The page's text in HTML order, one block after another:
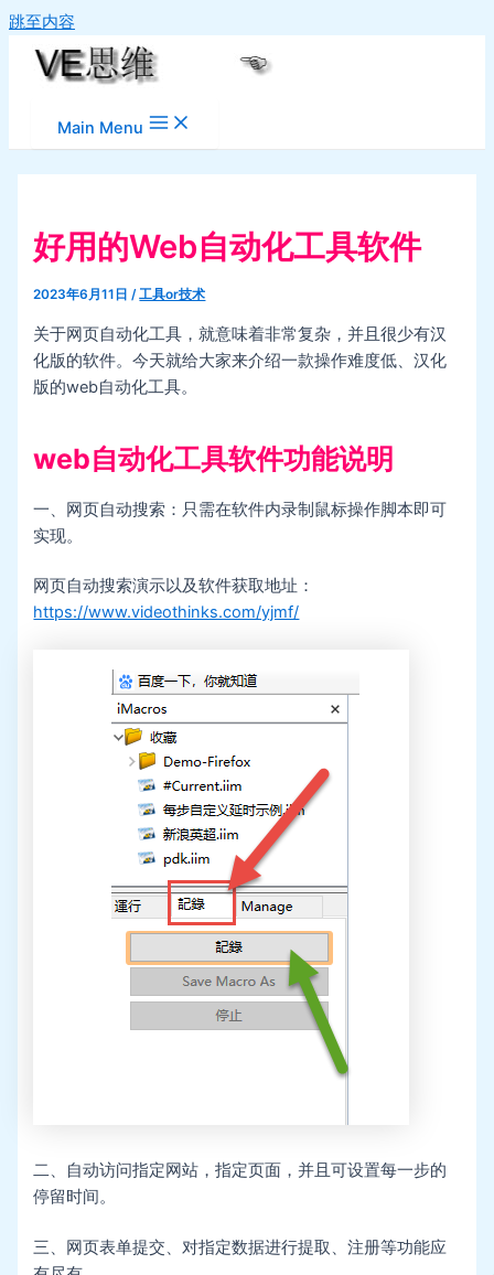
跳至内容
Main Menu
好用的Web自动化工具软件
2023年6月11日/工具or技术
关于网页自动化工具，就意味着非常复杂，并且很少有汉
化版的软件。今天就给大家来介绍一款操作难度低、汉化
版的web自动化工具。
web自动化工具软件功能说明
一、网页自动搜索：只需在软件内录制鼠标操作脚本即可
实现。
网页自动搜索演示以及软件获取地址：
https://www.videothinks.com/yjmf/
二、自动访问指定网站，指定页面，并且可设置每一步的
停留时间。
三、网页表单提交、对指定数据进行提取、注册等功能应